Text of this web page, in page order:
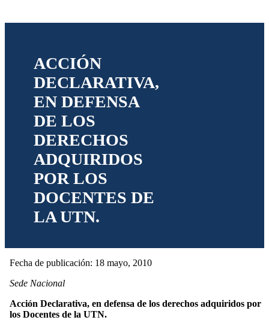
ACCIÓN
DECLARATIVA,
EN DEFENSA
DE LOS
DERECHOS
ADQUIRIDOS
POR LOS
DOCENTES DE
LA UTN.
Fecha de publicación: 18 mayo, 2010
Sede Nacional
Acción Declarativa, en defensa de los derechos adquiridos por
los Docentes de la UTN.